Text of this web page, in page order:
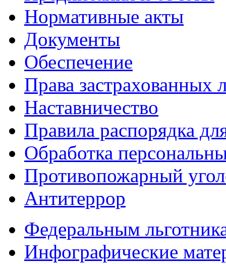
Нормативные акты
Документы
Обеспечение
Права застрахованных
Наставничество
Правила распорядка
Обработка
Противопожарный
Антитеррор
Федеральным
Инфографические